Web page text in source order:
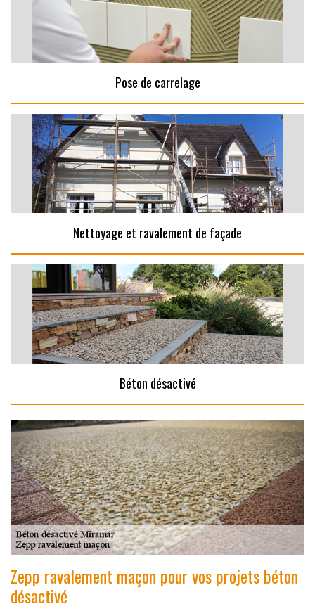
Pose de carrelage
Nettoyage et ravalement de façade
Béton désactivé
Zepp ravalement maçon pour vos projets béton
désactivé